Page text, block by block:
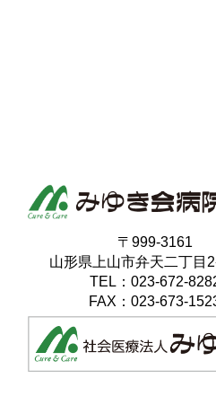
〒999-3161
山形県上山市弁天二丁目
TEL：023-672-
FAX：023-673-